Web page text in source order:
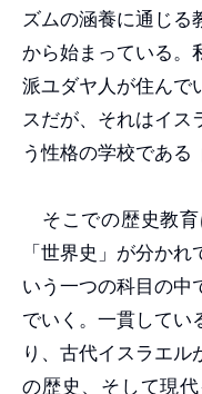
ズムの涵養に通じる
から始まっている。
派ユダヤ人が住んで
スだが、それはイス
う性格の学校である
そこでの歴史教育
「世界史」が分か
いう一つの科目の中
でいく。一貫してい
り、古代イスラエル
の歴史、そして現